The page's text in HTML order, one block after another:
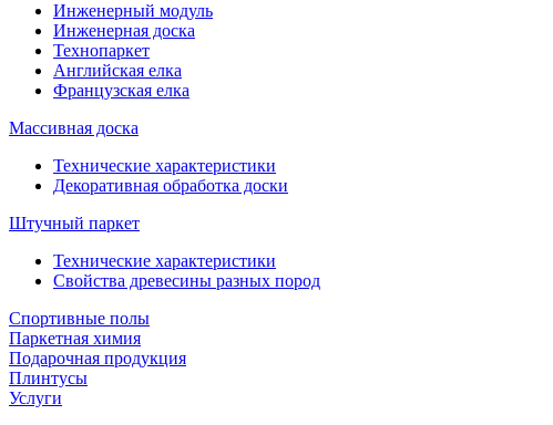
Инженерный модуль
Инженерная доска
Технопаркет
Английская елка
Французская елка
Массивная доска
Технические характеристики
Декоративная обработка доски
Штучный паркет
Технические характеристики
Свойства древесины разных пород
Спортивные полы
Паркетная химия
Подарочная продукция
Плинтусы
Услуги